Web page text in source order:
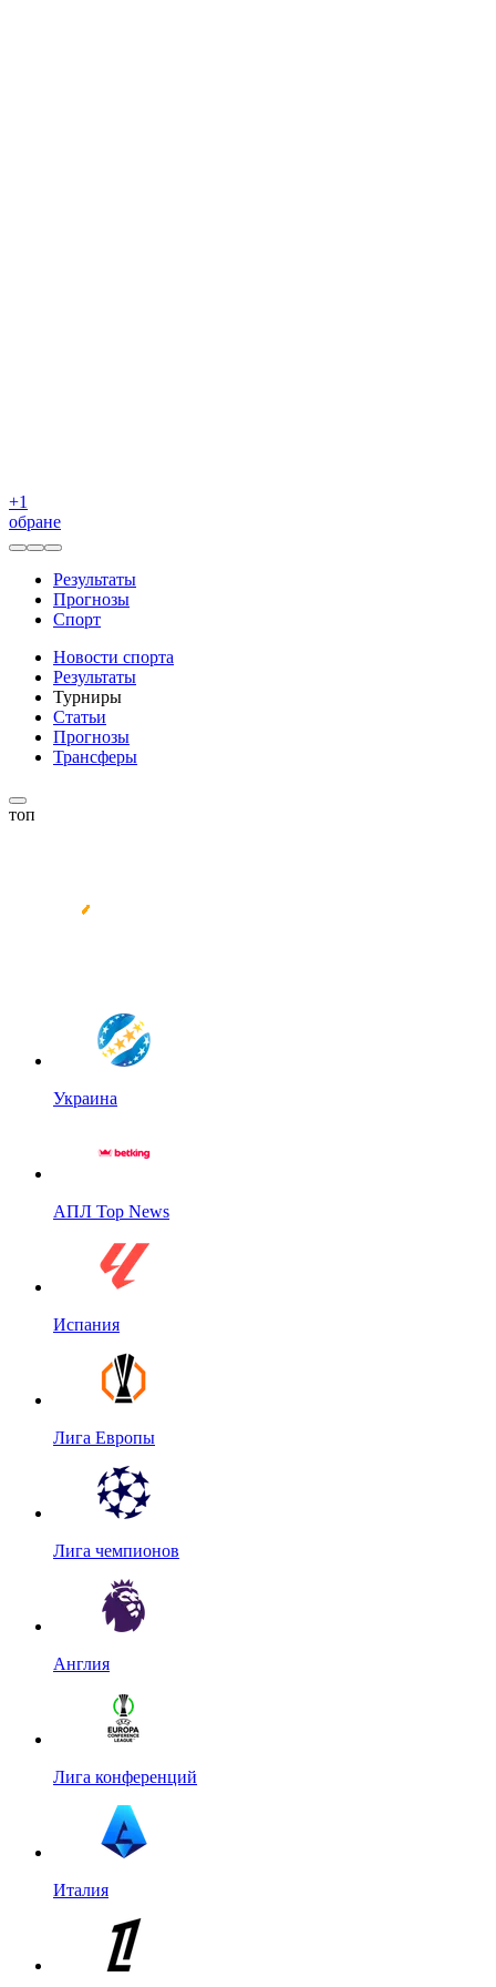
+1
обране
Результаты
Прогнозы
Спорт
Новости спорта
Результаты
Турниры
Статьи
Прогнозы
Трансферы
топ
Украина
АПЛ Top News
Испания
Лига Европы
Лига чемпионов
Англия
Лига конференций
Италия